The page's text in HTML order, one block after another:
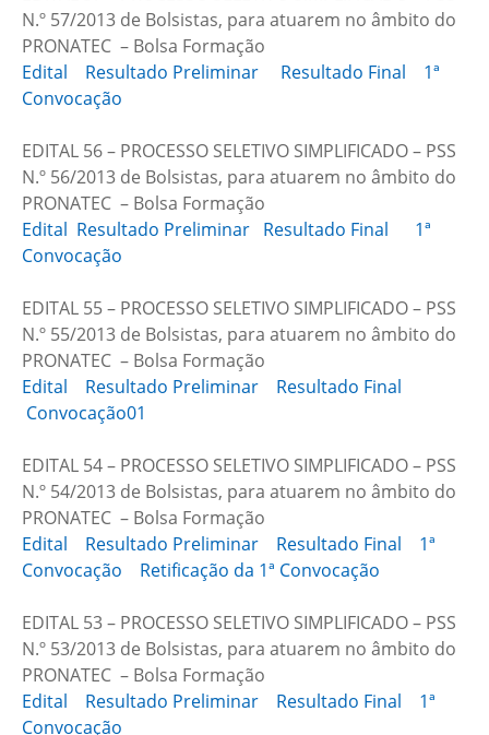
N.º 57/2013 de Bolsistas, para atuarem no âmbito do
PRONATEC – Bolsa Formação
Edital
Resultado Preliminar Resultado Final
1ª
Convocação
EDITAL 56 – PROCESSO SELETIVO SIMPLIFICADO – PSS
N.º 56/2013 de Bolsistas, para atuarem no âmbito do
PRONATEC – Bolsa Formação
Edital Resultado Preliminar Resultado Final
1ª
Convocação
EDITAL 55 – PROCESSO SELETIVO SIMPLIFICADO – PSS
N.º 55/2013 de Bolsistas, para atuarem no âmbito do
PRONATEC – Bolsa Formação
Edital
Resultado Preliminar
Resultado Final
Convocação01
EDITAL 54 – PROCESSO SELETIVO SIMPLIFICADO – PSS
N.º 54/2013 de Bolsistas, para atuarem no âmbito do
PRONATEC – Bolsa Formação
Edital
Resultado Preliminar Resultado Final
1ª
Convocação
Retificação da 1ª Convocação
EDITAL 53 – PROCESSO SELETIVO SIMPLIFICADO – PSS
N.º 53/2013 de Bolsistas, para atuarem no âmbito do
PRONATEC – Bolsa Formação
Edital
Resultado Preliminar Resultado Final
1ª
Convocação